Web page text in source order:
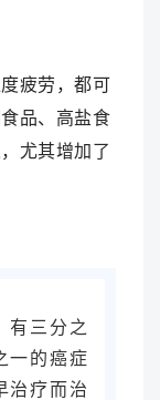
疲劳，都可
品、高盐食
尤其增加了
有三分之
一的癌症
治疗而治